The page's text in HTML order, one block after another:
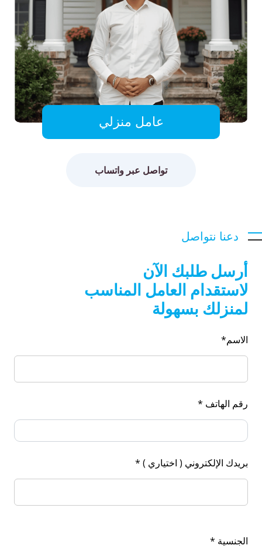
عامل منزلي
تواصل عبر واتساب
دعنا نتواصل
أرسل طلبك الآن
لاستقدام العامل المناسب
لمنزلك بسهولة
الاسم*
رقم الهاتف *
بريدك الإلكتروني ( اختياري ) *
الجنسية *